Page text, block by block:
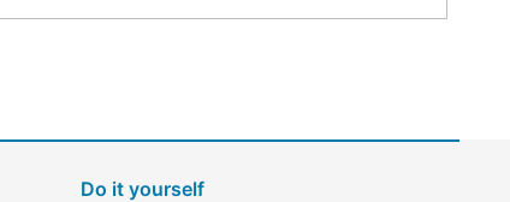
Do it yourself